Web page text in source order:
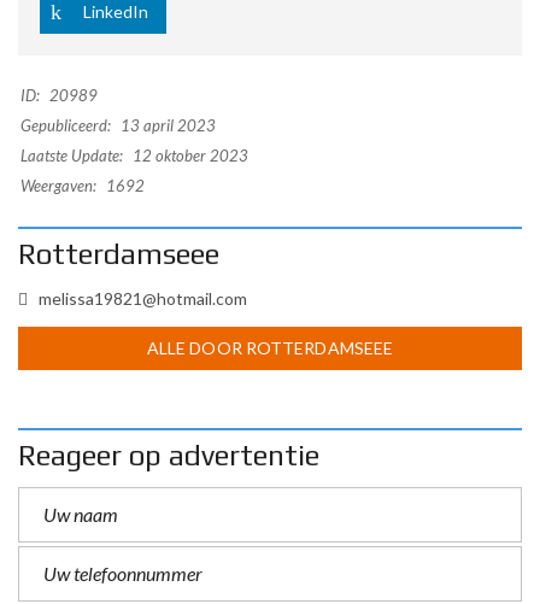
LinkedIn
ID: 20989
Gepubliceerd:
13 april 2023
Laatste Update:
12 oktober 2023
Weergaven:
1692
Rotterdamseee
melissa19821@hotmail.com
ALLE DOOR ROTTERDAMSEEE
Reageer op advertentie